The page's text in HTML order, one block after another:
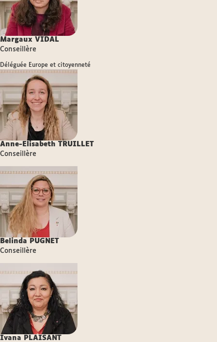
Margaux VIDAL
Conseillère
Déléguée Europe et citoyenneté
Anne-Elisabeth TRUILLET
Conseillère
Belinda
PUGNET
Conseillère
Ivana
PLAISANT